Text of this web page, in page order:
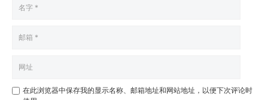
在此浏览器中保存我的显示名称、邮箱地址和网站地址，以便下次评论时